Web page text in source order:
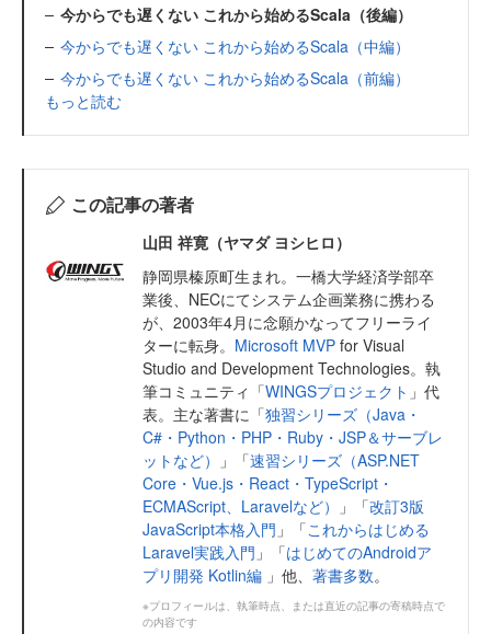
今からでも遅くない これから始めるScala（後編）
今からでも遅くない これから始めるScala（中編）
今からでも遅くない これから始めるScala（前編）
もっと読む
この記事の著者
山田 祥寛（ヤマダ ヨシヒロ）
静岡県榛原町生まれ。一橋大学経済学部卒
業後、NECにてシステム企画業務に携わる
が、2003年4月に念願かなってフリーライ
ターに転身。 Microsoft MVP for Visual
Studio and Development Technologies。執
筆コミュニティ「WINGSプロジェクト 」代
表。主な著書に「独習シリーズ（Java・
C#・Python・PHP・Ruby・JSP＆サーブレ
ットなど）
」「速習シリーズ（ASP.NET
Core・Vue.js・React・TypeScript・
ECMAScript、Laravelなど）
」「改訂3版
JavaScript本格入門 」「これからはじめる
Laravel実践入門 」「はじめてのAndroidア
プリ開発 Kotlin編 」他、 著書多数。
※プロフィールは、執筆時点、または直近の記事の寄稿時点で
の内容です